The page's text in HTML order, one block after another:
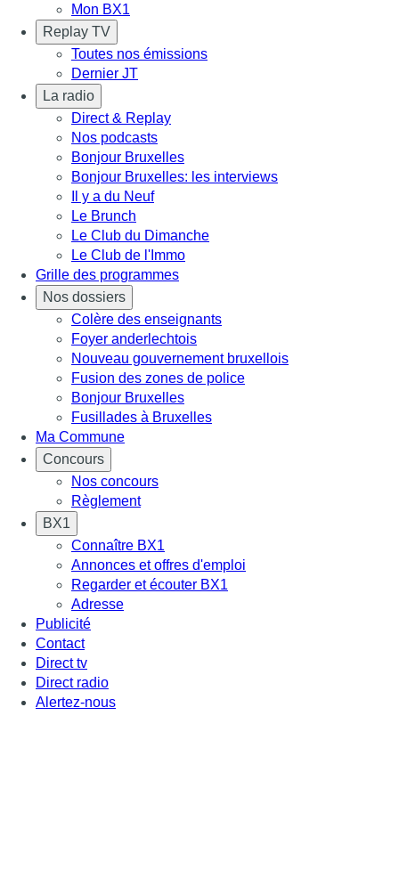
Mon BX1
Replay TV
Toutes nos émissions
Dernier JT
La radio
Direct & Replay
Nos podcasts
Bonjour Bruxelles
Bonjour Bruxelles: les interviews
Il y a du Neuf
Le Brunch
Le Club du Dimanche
Le Club de l'Immo
Grille des programmes
Nos dossiers
Colère des enseignants
Foyer anderlechtois
Nouveau gouvernement bruxellois
Fusion des zones de police
Bonjour Bruxelles
Fusillades à Bruxelles
Ma Commune
Concours
Nos concours
Règlement
BX1
Connaître BX1
Annonces et offres d'emploi
Regarder et écouter BX1
Adresse
Publicité
Contact
Direct tv
Direct radio
Alertez-nous